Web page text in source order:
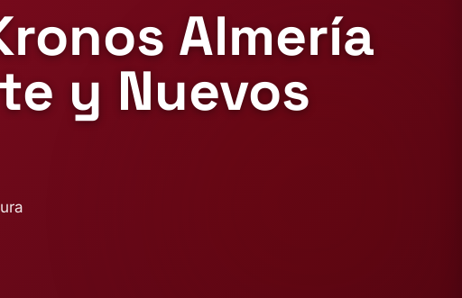
Almería
y Nuevos